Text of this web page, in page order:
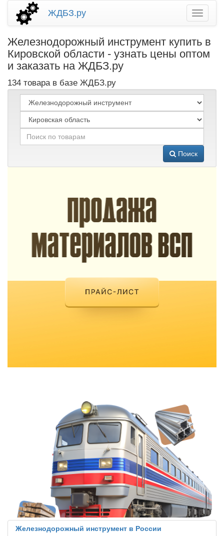
ЖДБЗ.ру
Железнодорожный инструмент купить в
Кировской области - узнать цены оптом
и заказать на ЖДБЗ.ру
134 товара в базе ЖДБЗ.ру
Поиск
Железнодорожный инструмент в России